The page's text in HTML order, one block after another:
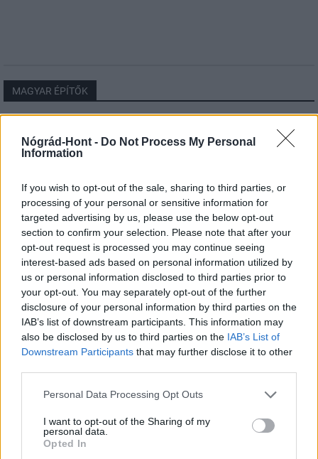
Nógrád-Hont - Do Not Process My Personal
Information
If you wish to opt-out of the sale, sharing to third parties, or
processing of your personal or sensitive information for
targeted advertising by us, please use the below opt-out
section to confirm your selection. Please note that after your
opt-out request is processed you may continue seeing
interest-based ads based on personal information utilized by
us or personal information disclosed to third parties prior to
your opt-out. You may separately opt-out of the further
disclosure of your personal information by third parties on the
IAB’s list of downstream participants. This information may
also be disclosed by us to third parties on the IAB’s List of
Downstream Participants that may further disclose it to other
Please note that this website/app uses one or more Google
not limited to your visit or usage behaviour. You may click to
grant or deny consent to Google and its third-party tags to
use your data for below specified purposes in below Google
Personal Data Processing Opt Outs
I want to opt-out of the Sharing of my
personal data.
Opted In
MAGYAR ÉPÍTŐK
műemlékfelújítás
Történelmi táj, amelynek minden köve mesél –
megújul a tatai Angolkert
A projekt részeként megújulnak a területen található
műemlékek, köztük a különleges Műromok, valamint a közeli